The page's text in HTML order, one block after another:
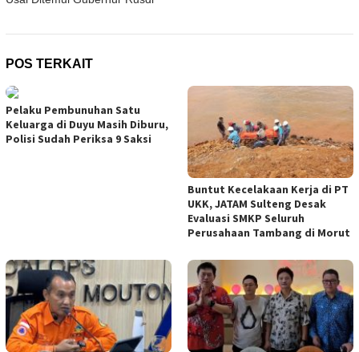
POS TERKAIT
Pelaku Pembunuhan Satu
Keluarga di Duyu Masih Diburu,
Polisi Sudah Periksa 9 Saksi
Buntut Kecelakaan Kerja di PT
UKK, JATAM Sulteng Desak
Evaluasi SMKP Seluruh
Perusahaan Tambang di Morut